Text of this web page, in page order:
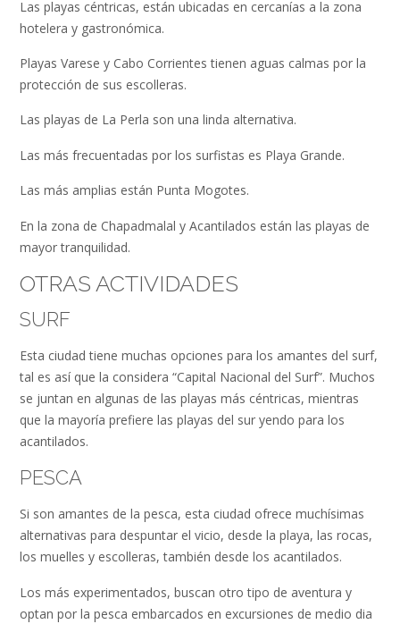
Las playas céntricas, están ubicadas en cercanías a la zona
hotelera y gastronómica.
Playas Varese y Cabo Corrientes tienen aguas calmas por la
protección de sus escolleras.
Las playas de La Perla son una linda alternativa.
Las más frecuentadas por los surfistas es Playa Grande.
Las más amplias están Punta Mogotes.
En la zona de Chapadmalal y Acantilados están las playas de
mayor tranquilidad.
OTRAS ACTIVIDADES
SURF
Esta ciudad tiene muchas opciones para los amantes del surf,
tal es así que la considera “Capital Nacional del Surf”. Muchos
se juntan en algunas de las playas más céntricas, mientras
que la mayoría prefiere las playas del sur yendo para los
acantilados.
PESCA
Si son amantes de la pesca, esta ciudad ofrece muchísimas
alternativas para despuntar el vicio, desde la playa, las rocas,
los muelles y escolleras, también desde los acantilados.
Los más experimentados, buscan otro tipo de aventura y
optan por la pesca embarcados en excursiones de medio dia